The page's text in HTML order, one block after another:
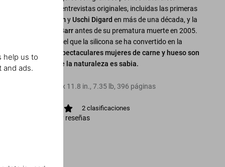
help us to
and ads.
Contiene nueve entrevistas originales, incluidas las primeras
Tempest StormyUschi Digard en más de una década, y la
Candy Barrantes de su prematura muerte en 2005.
En un mundo en el que la silicona se ha convertido en la
norma,
estas espectaculares mujeres de carne y hueso son
la prueba de que la naturaleza es sabia.
x 11.8 in.,7.35 lb, 396 páginas
2 clasificaciones
Ver calificación y reseñas